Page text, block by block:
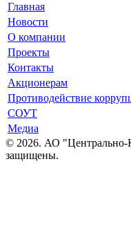
Главная
Новости
О компании
Проекты
Контакты
Акционерам
Противодействие
СОУТ
Медиа
© 2026. АО "Центрально-
защищены.